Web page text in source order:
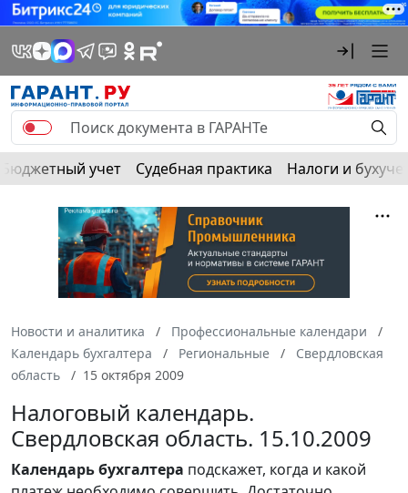
Бюджетный учет Судебная практика Налоги и
Новости и аналитика
Профессиональные календари
Календарь бухгалтера
Региональные
Свердловская
область
15 октября 2009
Налоговый календарь.
Свердловская область. 15.10.2009
Календарьбухгалтера подскажет, когда и какой